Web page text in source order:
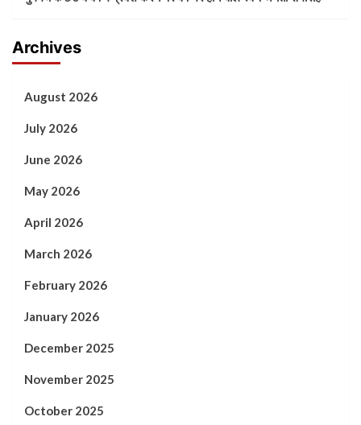
Archives
August 2026
July 2026
June 2026
May 2026
April 2026
March 2026
February 2026
January 2026
December 2025
November 2025
October 2025